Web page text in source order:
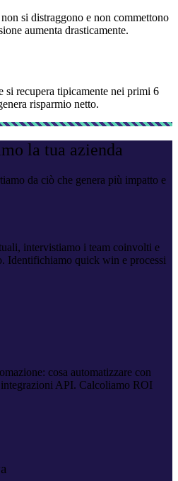
si distraggono e non commettono
aumenta drasticamente.
si recupera tipicamente nei primi 6
risparmio netto.
la tua azienda
da ciò che genera più impatto e
intervistiamo i team coinvolti e
Identifichiamo quick win e processi
cosa automatizzare con
API. Calcoliamo ROI